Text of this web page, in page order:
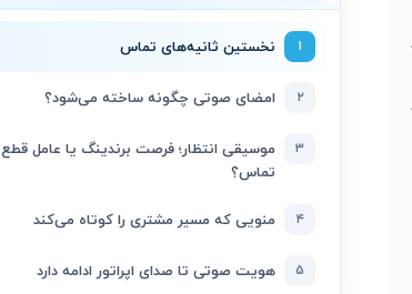
۱ نخستین ثانیه‌های تماس
۲ امضای صوتی چگونه ساخته می‌شود؟
۳
موسیقی انتظار؛ فرصت برندینگ یا عامل قطع
تماس؟
۴ منویی که مسیر مشتری را کوتاه می‌کند
۵ هویت صوتی تا صدای اپراتور ادامه دارد